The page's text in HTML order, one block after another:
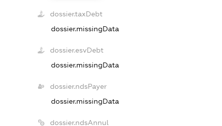
dossier.taxDebt
dossier.missingData
dossier.esvDebt
dossier.missingData
dossier.ndsPayer
dossier.missingData
dossier.ndsAnnul